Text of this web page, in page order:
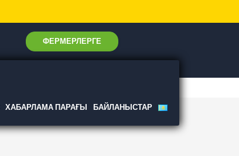
ФЕРМЕРЛЕРГЕ
ХАБАРЛАМА ПАРАҒЫ БАЙЛАНЫСТАР